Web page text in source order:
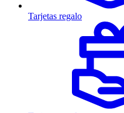
Tarjetas regalo